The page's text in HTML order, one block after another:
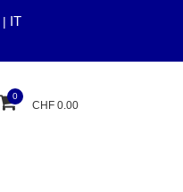
| IT
0
CHF 0.00